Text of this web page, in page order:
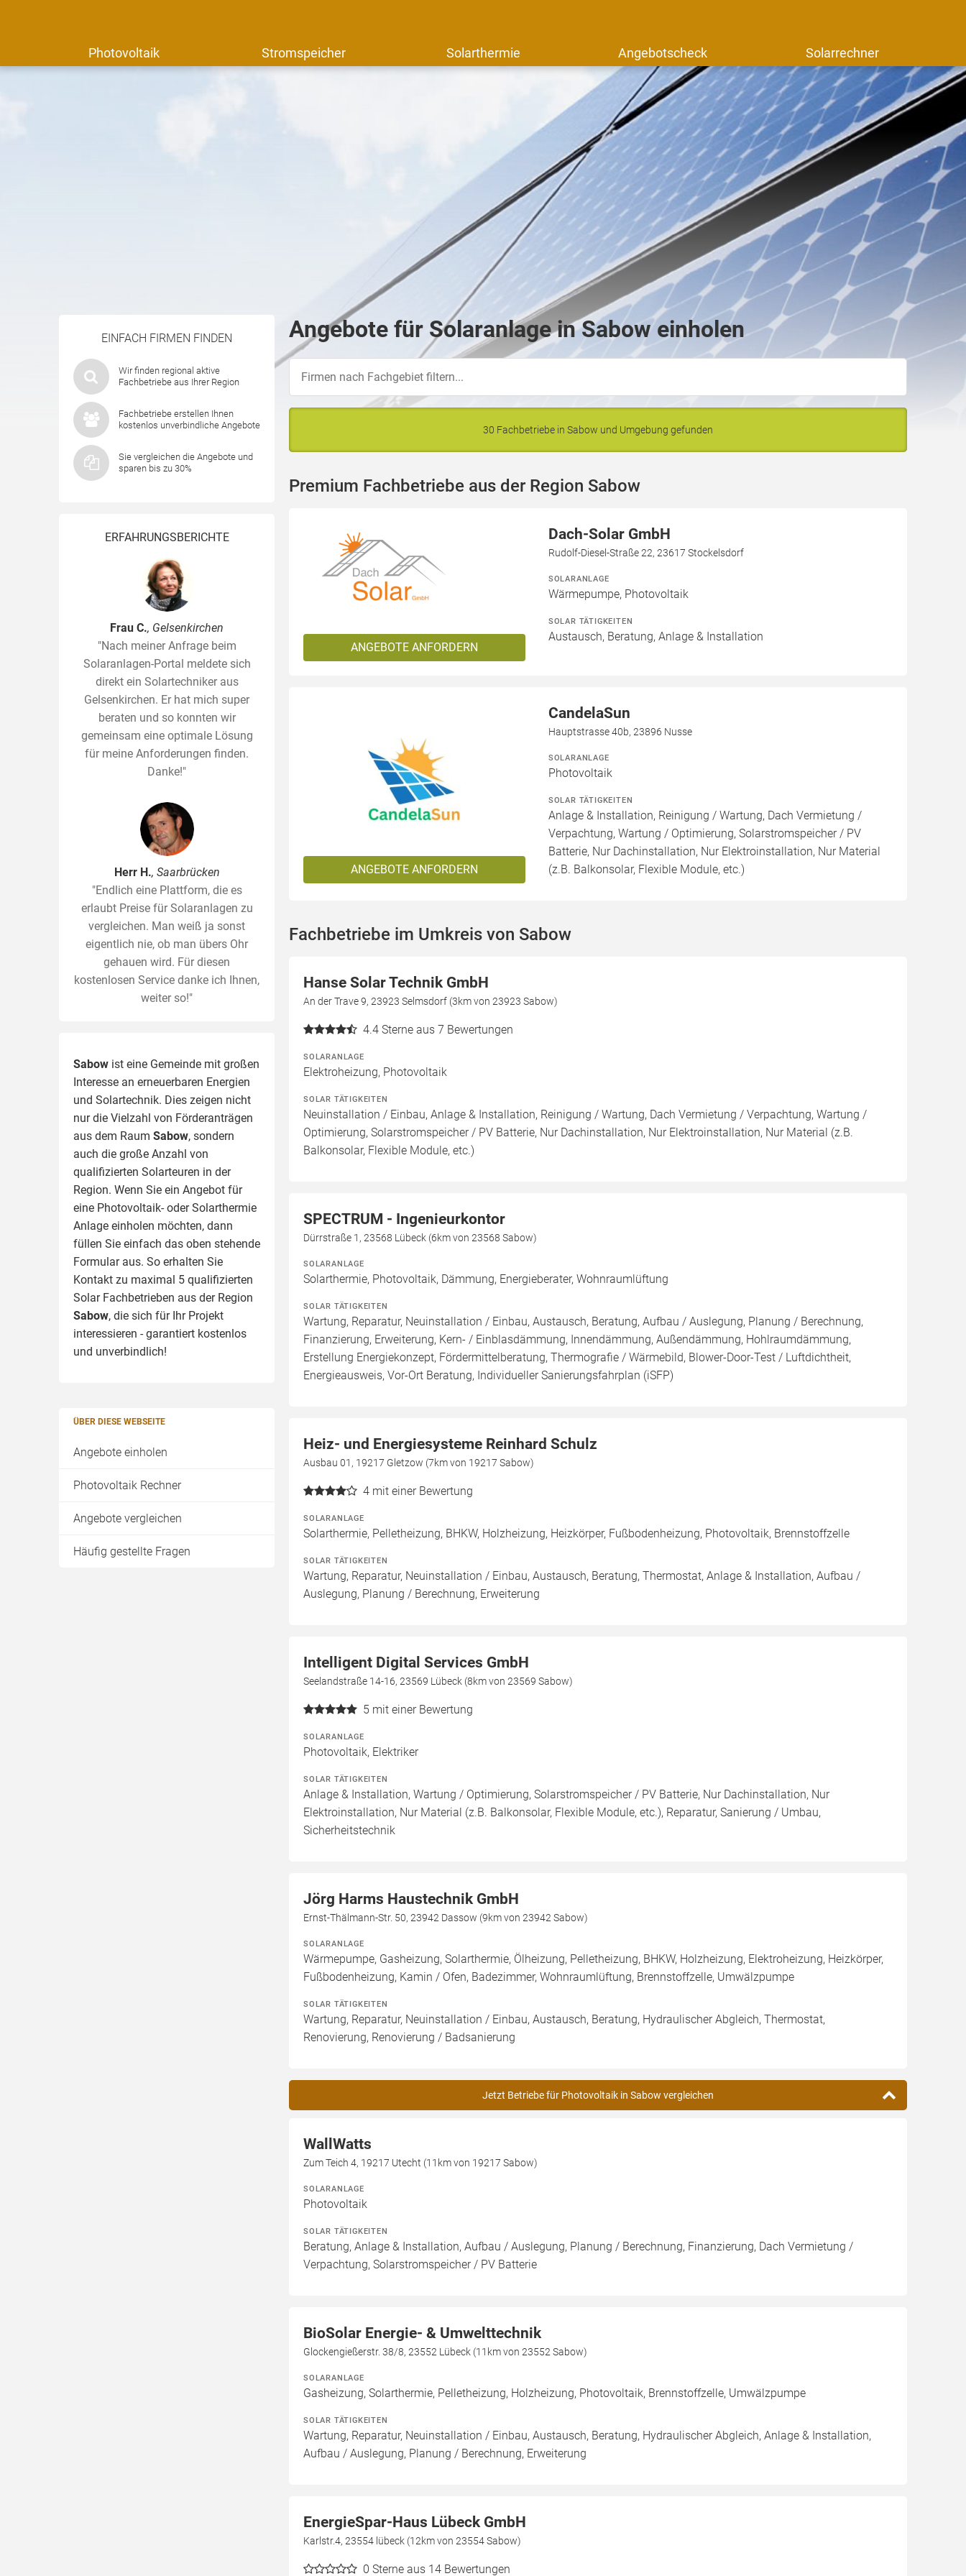
Photovoltaik Stromspeicher Solarthermie Angebotscheck Solarrechner
EINFACH FIRMEN FINDEN
Wir finden regional aktive
Fachbetriebe aus Ihrer Region
Fachbetriebe erstellen Ihnen
kostenlos unverbindliche Angebote
Sie vergleichen die Angebote und
sparen bis zu 30%
ERFAHRUNGSBERICHTE
Frau C., Gelsenkirchen
"Nach meiner Anfrage beim
Solaranlagen-Portal meldete sich
direkt ein Solartechniker aus
Gelsenkirchen. Er hat mich super
beraten und so konnten wir
gemeinsam eine optimale Lösung
für meine Anforderungen finden.
Danke!"
Herr H., Saarbrücken
"Endlich eine Plattform, die es
erlaubt Preise für Solaranlagen zu
vergleichen. Man weiß ja sonst
eigentlich nie, ob man übers Ohr
gehauen wird. Für diesen
kostenlosen Service danke ich Ihnen,
weiter so!"
Sabow ist eine Gemeinde mit großen
Interesse an erneuerbaren Energien
und Solartechnik. Dies zeigen nicht
nur die Vielzahl von Förderanträgen
aus dem Raum Sabow, sondern
auch die große Anzahl von
qualifizierten Solarteuren in der
Region. Wenn Sie ein Angebot für
eine Photovoltaik- oder Solarthermie
Anlage einholen möchten, dann
füllen Sie einfach das oben stehende
Formular aus. So erhalten Sie
Kontakt zu maximal 5 qualifizierten
Solar Fachbetrieben aus der Region
Sabow, die sich für Ihr Projekt
interessieren - garantiert kostenlos
und unverbindlich!
ÜBER DIESE WEBSEITE
Angebote einholen
Photovoltaik Rechner
Angebote vergleichen
Häufig gestellte Fragen
Angebote für Solaranlage in Sabow einholen
30 Fachbetriebe in Sabow und Umgebung gefunden
Premium Fachbetriebe aus der Region Sabow
ANGEBOTE ANFORDERN
Dach-Solar GmbH
Rudolf-Diesel-Straße 22, 23617 Stockelsdorf
SOLARANLAGE
Wärmepumpe, Photovoltaik
SOLAR TÄTIGKEITEN
Austausch, Beratung, Anlage & Installation
ANGEBOTE ANFORDERN
CandelaSun
Hauptstrasse 40b, 23896 Nusse
SOLARANLAGE
Photovoltaik
SOLAR TÄTIGKEITEN
Anlage & Installation, Reinigung / Wartung, Dach Vermietung /
Verpachtung, Wartung / Optimierung, Solarstromspeicher / PV
Batterie, Nur Dachinstallation, Nur Elektroinstallation, Nur Material
(z.B. Balkonsolar, Flexible Module, etc.)
Fachbetriebe im Umkreis von Sabow
Hanse Solar Technik GmbH
An der Trave 9, 23923 Selmsdorf (3km von 23923 Sabow)
4.4 Sterne aus 7 Bewertungen
SOLARANLAGE
Elektroheizung, Photovoltaik
SOLAR TÄTIGKEITEN
Neuinstallation / Einbau, Anlage & Installation, Reinigung / Wartung, Dach Vermietung / Verpachtung, Wartung /
Optimierung, Solarstromspeicher / PV Batterie, Nur Dachinstallation, Nur Elektroinstallation, Nur Material (z.B.
Balkonsolar, Flexible Module, etc.)
SPECTRUM - Ingenieurkontor
Dürrstraße 1, 23568 Lübeck (6km von 23568 Sabow)
SOLARANLAGE
Solarthermie, Photovoltaik, Dämmung, Energieberater, Wohnraumlüftung
SOLAR TÄTIGKEITEN
Wartung, Reparatur, Neuinstallation / Einbau, Austausch, Beratung, Aufbau / Auslegung, Planung / Berechnung,
Finanzierung, Erweiterung, Kern- / Einblasdämmung, Innendämmung, Außendämmung, Hohlraumdämmung,
Erstellung Energiekonzept, Fördermittelberatung, Thermografie / Wärmebild, Blower-Door-Test / Luftdichtheit,
Energieausweis, Vor-Ort Beratung, Individueller Sanierungsfahrplan (iSFP)
Heiz- und Energiesysteme Reinhard Schulz
Ausbau 01, 19217 Gletzow (7km von 19217 Sabow)
4 mit einer Bewertung
SOLARANLAGE
Solarthermie, Pelletheizung, BHKW, Holzheizung, Heizkörper, Fußbodenheizung, Photovoltaik, Brennstoffzelle
SOLAR TÄTIGKEITEN
Wartung, Reparatur, Neuinstallation / Einbau, Austausch, Beratung, Thermostat, Anlage & Installation, Aufbau /
Auslegung, Planung / Berechnung, Erweiterung
Intelligent Digital Services GmbH
Seelandstraße 14-16, 23569 Lübeck (8km von 23569 Sabow)
5 mit einer Bewertung
SOLARANLAGE
Photovoltaik, Elektriker
SOLAR TÄTIGKEITEN
Anlage & Installation, Wartung / Optimierung, Solarstromspeicher / PV Batterie, Nur Dachinstallation, Nur
Elektroinstallation, Nur Material (z.B. Balkonsolar, Flexible Module, etc.), Reparatur, Sanierung / Umbau,
Sicherheitstechnik
Jörg Harms Haustechnik GmbH
Ernst-Thälmann-Str. 50, 23942 Dassow (9km von 23942 Sabow)
SOLARANLAGE
Wärmepumpe, Gasheizung, Solarthermie, Ölheizung, Pelletheizung, BHKW, Holzheizung, Elektroheizung, Heizkörper,
Fußbodenheizung, Kamin / Ofen, Badezimmer, Wohnraumlüftung, Brennstoffzelle, Umwälzpumpe
SOLAR TÄTIGKEITEN
Wartung, Reparatur, Neuinstallation / Einbau, Austausch, Beratung, Hydraulischer Abgleich, Thermostat,
Renovierung, Renovierung / Badsanierung
Jetzt Betriebe für Photovoltaik in Sabow vergleichen
WallWatts
Zum Teich 4, 19217 Utecht (11km von 19217 Sabow)
SOLARANLAGE
Photovoltaik
SOLAR TÄTIGKEITEN
Beratung, Anlage & Installation, Aufbau / Auslegung, Planung / Berechnung, Finanzierung, Dach Vermietung /
Verpachtung, Solarstromspeicher / PV Batterie
BioSolar Energie- & Umwelttechnik
Glockengießerstr. 38/8, 23552 Lübeck (11km von 23552 Sabow)
SOLARANLAGE
Gasheizung, Solarthermie, Pelletheizung, Holzheizung, Photovoltaik, Brennstoffzelle, Umwälzpumpe
SOLAR TÄTIGKEITEN
Wartung, Reparatur, Neuinstallation / Einbau, Austausch, Beratung, Hydraulischer Abgleich, Anlage & Installation,
Aufbau / Auslegung, Planung / Berechnung, Erweiterung
EnergieSpar-Haus Lübeck GmbH
Karlstr.4, 23554 lübeck (12km von 23554 Sabow)
0 Sterne aus 14 Bewertungen